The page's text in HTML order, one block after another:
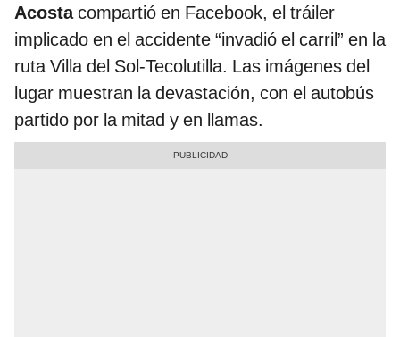
Acostacompartió en Facebook, el tráiler
implicado en el accidente “invadió el carril” en la
ruta Villa del Sol-Tecolutilla. Las imágenes del
lugar muestran la devastación, con el autobús
partido por la mitad y en llamas.